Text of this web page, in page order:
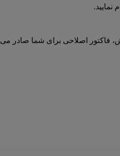
فاکتور اصلاحی برای شما صادر